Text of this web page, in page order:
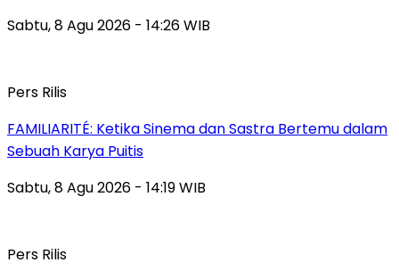
Sabtu, 8 Agu 2026 - 14:26 WIB
Pers Rilis
FAMILIARITÉ: Ketika Sinema dan Sastra Bertemu dalam
Sebuah Karya Puitis
Sabtu, 8 Agu 2026 - 14:19 WIB
Pers Rilis